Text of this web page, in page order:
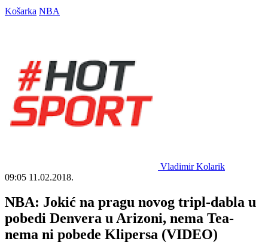
Košarka NBA
Vladimir Kolarik
09:05 11.02.2018.
NBA: Jokić na pragu novog tripl-dabla u
pobedi Denvera u Arizoni, nema Tea-
nema ni pobede Klipersa (VIDEO)